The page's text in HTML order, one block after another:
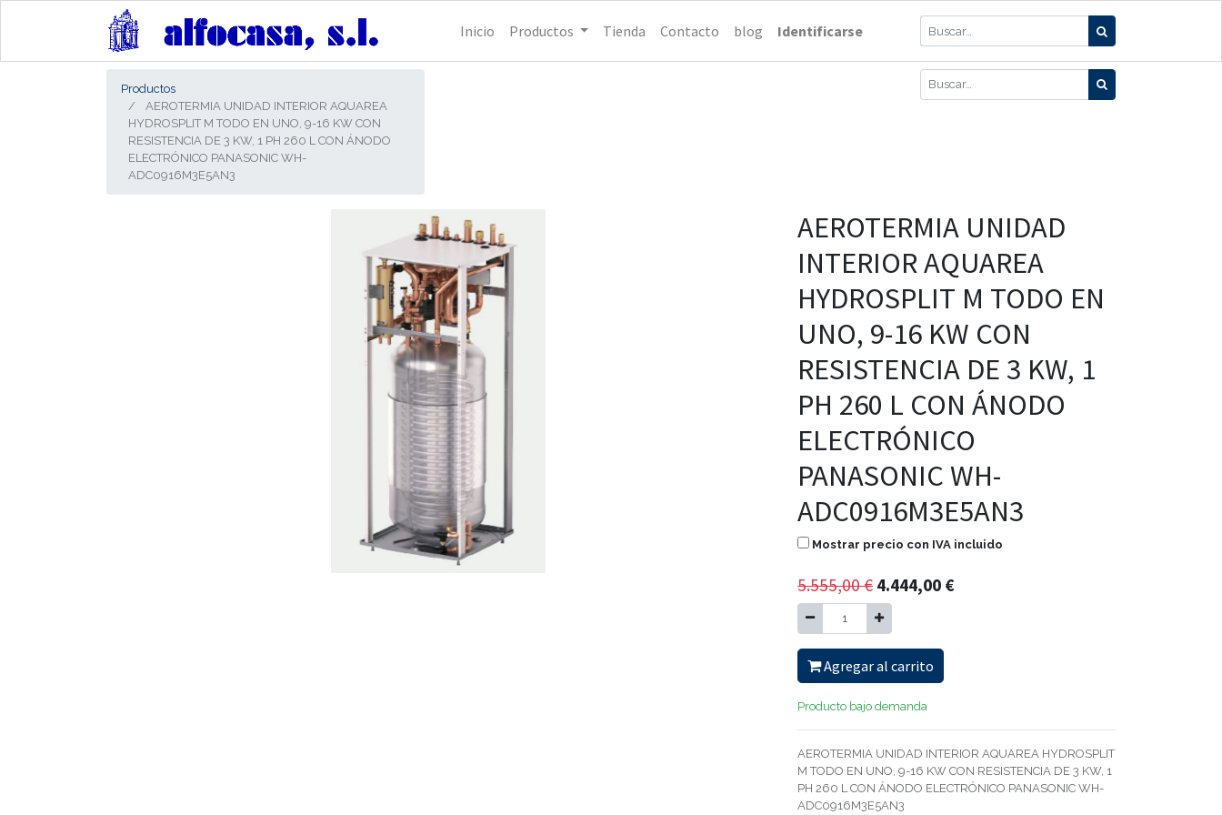
Inicio Productos Tienda Contacto blog Identificarse
Productos
AEROTERMIA UNIDAD INTERIOR AQUAREA
HYDROSPLIT M TODO EN UNO, 9-16 KW CON
RESISTENCIA DE 3 KW, 1 PH 260 L CON ÁNODO
ELECTRÓNICO PANASONIC WH-
ADC0916M3E5AN3
AEROTERMIA UNIDAD
INTERIOR AQUAREA
HYDROSPLIT M TODO EN
UNO, 9-16 KW CON
RESISTENCIA DE 3 KW, 1
PH 260 L CON ÁNODO
ELECTRÓNICO
PANASONIC WH-
ADC0916M3E5AN3
Mostrar precio con IVA incluido
5.555,00€ 4.444,00 €
Agregar al carrito
Producto bajo demanda
AEROTERMIA UNIDAD INTERIOR AQUAREA HYDROSPLIT
M TODO EN UNO, 9-16 KW CON RESISTENCIA DE 3 KW, 1
PH 260 L CON ÁNODO ELECTRÓNICO PANASONIC WH-
ADC0916M3E5AN3